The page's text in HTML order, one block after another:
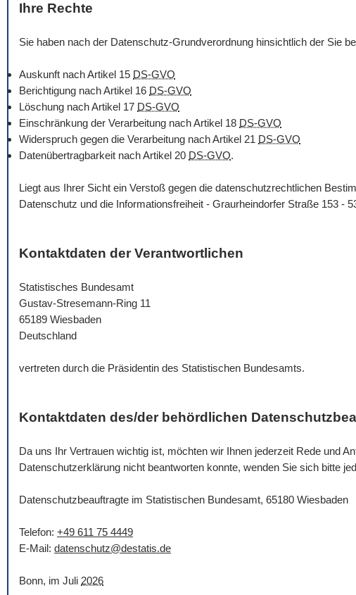
Ihre Rechte
Sie haben nach der Datenschutz-Grundverordnung hinsichtlich der Sie
Auskunft nach Artikel 15 DS-GVO
Berichtigung nach Artikel 16 DS-GVO
Löschung nach Artikel 17 DS-GVO
Einschränkung der Verarbeitung nach Artikel 18 DS-GVO
Widerspruch gegen die Verarbeitung nach Artikel 21 DS-GVO
Datenübertragbarkeit nach Artikel 20 DS-GVO.
Liegt aus Ihrer Sicht ein Verstoß gegen die datenschutzrechtlichen
Datenschutz und die Informationsfreiheit - Graurheindorfer Straße 153 -
Kontaktdaten der Verantwortlichen
Statistisches Bundesamt
Gustav-Stresemann-Ring 11
65189 Wiesbaden
Deutschland
vertreten durch die Präsidentin des Statistischen Bundesamts.
Kontaktdaten des/der behördlichen
Da uns Ihr Vertrauen wichtig ist, möchten wir Ihnen jederzeit Rede und
Datenschutzerklärung nicht beantworten konnte, wenden Sie sich bitte
Datenschutzbeauftragte im Statistischen Bundesamt, 65180 Wiesbaden
Telefon: +49 611 75 4449
E-Mail: datenschutz@destatis.de
Bonn, im Juli 2026